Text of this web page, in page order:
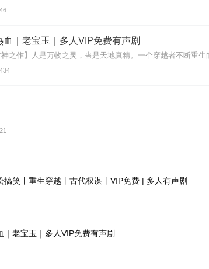
｜老宝玉｜多人VIP免费有声剧
笑丨重生穿越丨古代权谋丨VIP免费 | 多人有声剧
老宝玉｜多人VIP免费有声剧